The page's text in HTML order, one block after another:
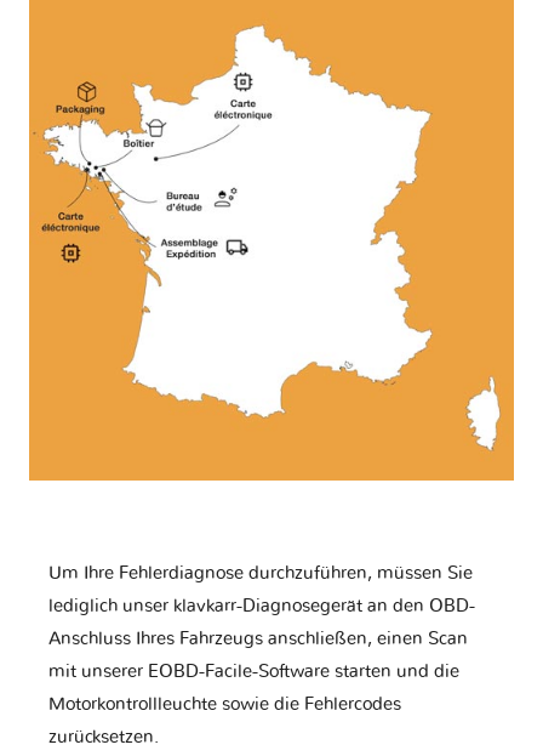
Um Ihre Fehlerdiagnose durchzuführen, müssen Sie
lediglich unser klavkarr-Diagnosegerät an den OBD-
Anschluss Ihres Fahrzeugs anschließen, einen Scan
mit unserer EOBD-Facile-Software starten und die
Motorkontrollleuchte sowie die Fehlercodes
zurücksetzen.